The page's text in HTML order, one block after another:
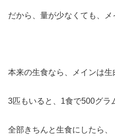
だから、量が少なくても、メ
本来の生食なら、メインは生
3匹もいると、1食で500グラ
全部きちんと生食にしたら、